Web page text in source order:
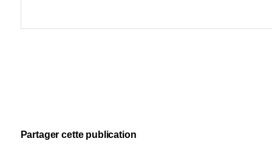
Partager cette publication